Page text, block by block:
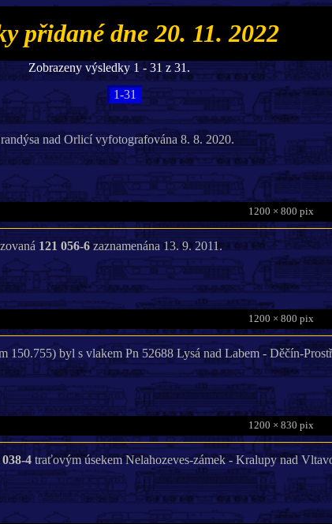
přidané dne 20. 11. 2022
Zobrazeny výsledky 1 - 31 z 31.
1-31
nad Orlicí vyfotografována 8. 8. 2020.
1200 × 800 pix
121 056-6 zaznamenána 13. 9. 2011.
1200 × 800 pix
150.755) byl s vlakem Pn 52688 Lysá nad Labem - Děčín-
1200 × 830 pix
038-4traťovým úsekem Nelahozeves-zámek - Kralupy nad